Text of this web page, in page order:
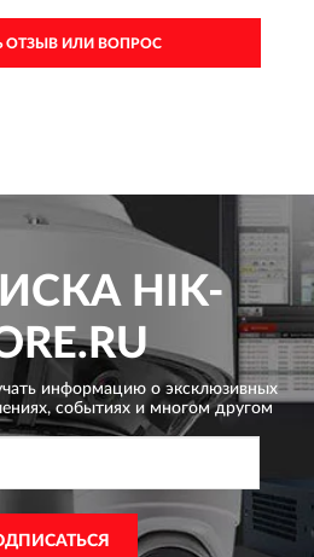
ОТЗЫВ ИЛИ ВОПРОС
HIK-
информацию о эксклюзивных
событиях и многом другом